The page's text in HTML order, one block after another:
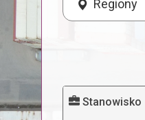
Regiony
Stanowisko